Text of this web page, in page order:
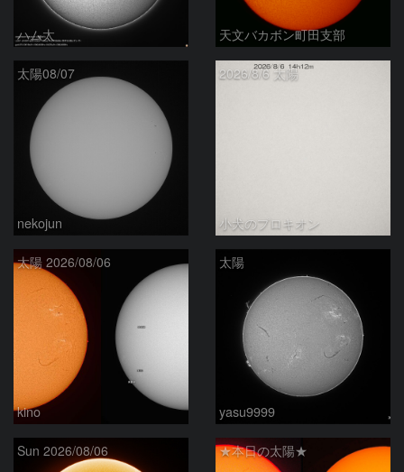
ハム太 天文バカボン町田支部
太陽08/07
nekojun
2026/8/6 太陽
小犬のプロキオン
太陽 2026/08/06
kino
太陽
yasu9999
Sun 2026/08/06 ★本日の太陽★